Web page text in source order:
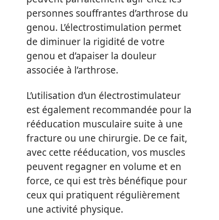
personnes souffrantes d’arthrose du
genou. L’électrostimulation permet
de diminuer la rigidité de votre
genou et d’apaiser la douleur
associée à l’arthrose.
L’utilisation d’un électrostimulateur
est également recommandée pour la
rééducation musculaire suite à une
fracture ou une chirurgie. De ce fait,
avec cette rééducation, vos muscles
peuvent regagner en volume et en
force, ce qui est très bénéfique pour
ceux qui pratiquent régulièrement
une activité physique.